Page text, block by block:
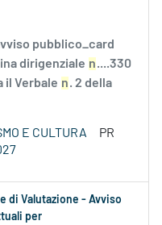
pubblico_card
dirigenziale n....330
il Verbale n. 2 della
E CULTURA
PR
di Valutazione - Avviso
per